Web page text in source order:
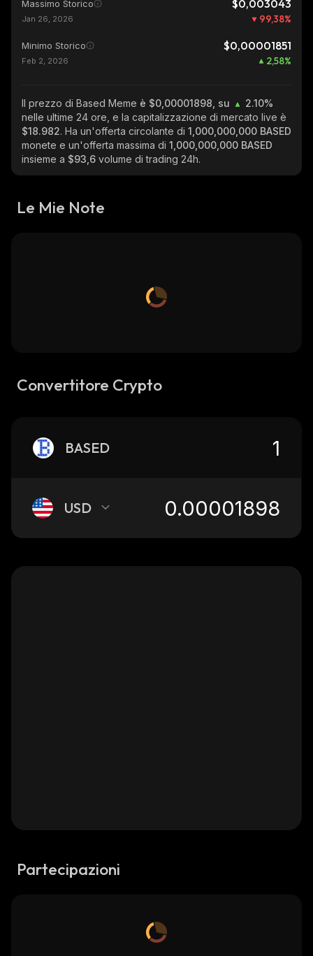
Massimo Storico $0,003043
Jan 26, 2026 99,38%
Minimo Storico $0,00001851
Feb 2, 2026 2,58%
Il prezzo di Based Meme è $0,00001898, su
2.10%
nelle ultime 24 ore, e la capitalizzazione di mercato live è
$18.982. Ha un'offerta circolante di 1,000,000,000 BASED
monete e un'offerta massima di 1,000,000,000 BASED
insieme a $93,6 volume di trading 24h.
Le Mie Note
Convertitore Crypto
BASED
USD
Partecipazioni